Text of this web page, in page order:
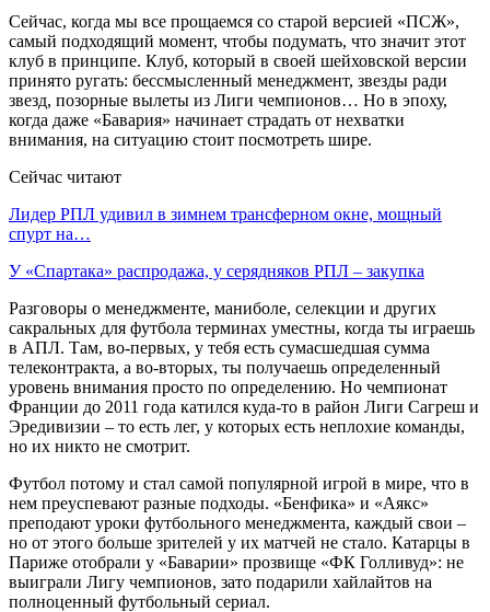
Сейчас, когда мы все прощаемся со старой версией «ПСЖ»,
самый подходящий момент, чтобы подумать, что значит этот
клуб в принципе. Клуб, который в своей шейховской версии
принято ругать: бессмысленный менеджмент, звезды ради
звезд, позорные вылеты из Лиги чемпионов… Но в эпоху,
когда даже «Бавария» начинает страдать от нехватки
внимания, на ситуацию стоит посмотреть шире.
Сейчас читают
Лидер РПЛ удивил в зимнем трансферном окне, мощный
спурт на…
У «Спартака» распродажа, у серядняков РПЛ – закупка
Разговоры о менеджменте, маниболе, селекции и других
сакральных для футбола терминах уместны, когда ты играешь
в АПЛ. Там, во-первых, у тебя есть сумасшедшая сумма
телеконтракта, а во-вторых, ты получаешь определенный
уровень внимания просто по определению. Но чемпионат
Франции до 2011 года катился куда-то в район Лиги Сагреш и
Эредивизии – то есть лег, у которых есть неплохие команды,
но их никто не смотрит.
Футбол потому и стал самой популярной игрой в мире, что в
нем преуспевают разные подходы. «Бенфика» и «Аякс»
преподают уроки футбольного менеджмента, каждый свои –
но от этого больше зрителей у их матчей не стало. Катарцы в
Париже отобрали у «Баварии» прозвище «ФК Голливуд»: не
выиграли Лигу чемпионов, зато подарили хайлайтов на
полноценный футбольный сериал.